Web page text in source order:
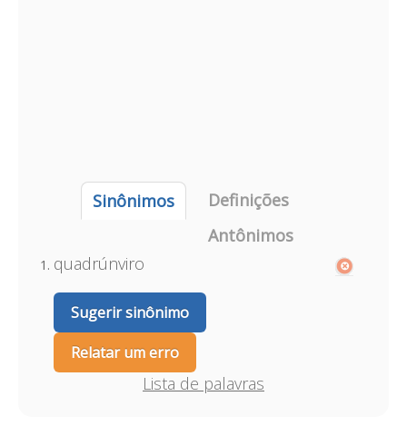
Sinônimos
Definições
Antônimos
quadrúnviro
Sugerir sinônimo
Relatar um erro
Lista de palavras